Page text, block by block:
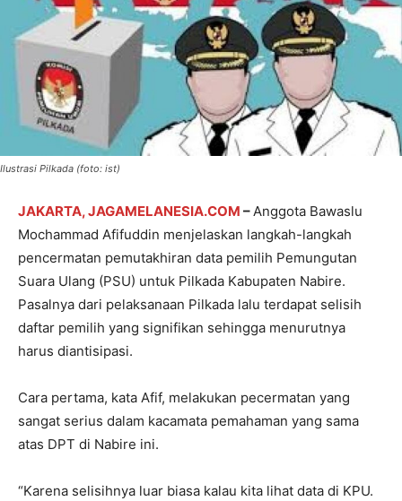
Ilustrasi Pilkada (foto: ist)
JAKARTA, JAGAMELANESIA.COM –Anggota Bawaslu
Mochammad Afifuddin menjelaskan langkah-langkah
pencermatan pemutakhiran data pemilih Pemungutan
Suara Ulang (PSU) untuk Pilkada Kabupaten Nabire.
Pasalnya dari pelaksanaan Pilkada lalu terdapat selisih
daftar pemilih yang signifikan sehingga menurutnya
harus diantisipasi.
Cara pertama, kata Afif, melakukan pecermatan yang
sangat serius dalam kacamata pemahaman yang sama
atas DPT di Nabire ini.
“Karena selisihnya luar biasa kalau kita lihat data di KPU.